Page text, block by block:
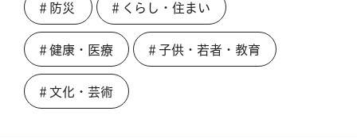
＃防災 ＃くらし・住まい
＃健康・医療 ＃子供・若者・教育
＃文化・芸術